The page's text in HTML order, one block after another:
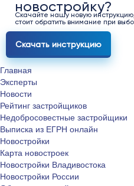
новостройку?
Скачайте нашу новую
стоит обратить внимание при
Скачать инструкцию
Главная
Эксперты
Новости
Рейтинг застройщиков
Недобросовестные застройщики
Выписка из ЕГРН онлайн
Новостройки
Карта новостроек
Новостройки Владивостока
Новостройки России